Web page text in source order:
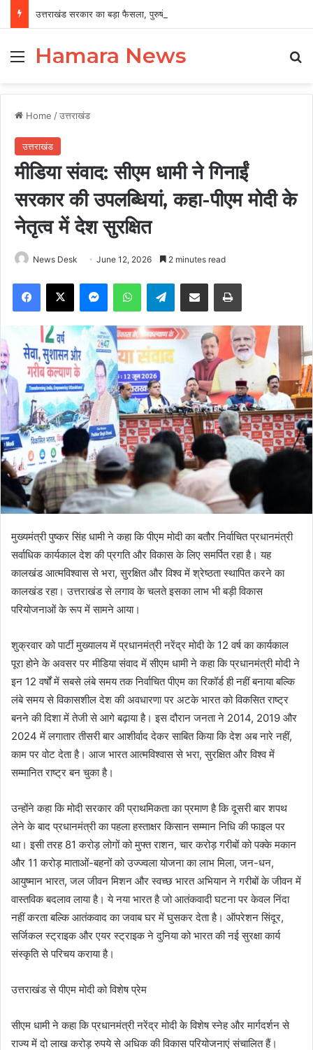
MenuHamara News
Home /उत्तराखंड
उत्तराखंड
मीडिया संवाद: सीएम धामी ने गिनाईं
सरकार की उपलब्धियां, कहा-पीएम मोदी के
नेतृत्व में देश सुरक्षित
News Desk June 12, 2026 2 minutes read
Facebook
X MessengerWhatsAppTelegramShare via Email Print
मुख्यमंत्री पुष्कर सिंह धामी ने कहा कि पीएम मोदी का बतौर निर्वाचित प्रधानमंत्री
सर्वाधिक कार्यकाल देश की प्रगति और विकास के लिए समर्पित रहा है। यह
कालखंड आत्मविश्वास से भरा, सुरक्षित और विश्व में श्रेष्ठता स्थापित करने का
कालखंड रहा। उत्तराखंड से लगाव के चलते इसका लाभ भी बड़ी विकास
परियोजनाओं के रूप में सामने आया।
शुक्रवार को पार्टी मुख्यालय में प्रधानमंत्री नरेंद्र मोदी के 12 वर्ष का कार्यकाल
पूरा होने के अवसर पर मीडिया संवाद में सीएम धामी ने कहा कि प्रधानमंत्री मोदी ने
इन 12 वर्षों में सबसे लंबे समय तक निर्वाचित पीएम का रिकॉर्ड ही नहीं बनाया बल्कि
लंबे समय से विकासशील देश की अवधारणा पर अटके भारत को विकसित राष्ट्र
बनने की दिशा में तेजी से आगे बढ़ाया है। इस दौरान जनता ने 2014, 2019 और
2024 में लगातार तीसरी बार आशीर्वाद देकर साबित किया कि देश अब नारे नहीं,
काम पर वोट देता है। आज भारत आत्मविश्वास से भरा, सुरक्षित और विश्व में
सम्मानित राष्ट्र बन चुका है।
उन्होंने कहा कि मोदी सरकार की प्राथमिकता का प्रमाण है कि दूसरी बार शपथ
लेने के बाद प्रधानमंत्री का पहला हस्ताक्षर किसान सम्मान निधि की फाइल पर
था। इसी तरह 81 करोड़ लोगों को मुफ्त राशन, चार करोड़ गरीबों को पक्के मकान
और 11 करोड़ माताओं-बहनों को उज्ज्वला योजना का लाभ मिला, जन-धन,
आयुष्मान भारत, जल जीवन मिशन और स्वच्छ भारत अभियान ने गरीबों के जीवन में
वास्तविक बदलाव लाया है। ये नया भारत है जो आतंकवादी घटना पर केवल निंदा
नहीं करता बल्कि आतंकवाद का जवाब घर में घुसकर देता है। ऑपरेशन सिंदूर,
सर्जिकल स्ट्राइक और एयर स्ट्राइक ने दुनिया को भारत की नई सुरक्षा कार्य
संस्कृति से परिचय कराया है।
उत्तराखंड से पीएम मोदी को विशेष प्रेम
सीएम धामी ने कहा कि प्रधानमंत्री नरेंद्र मोदी के विशेष स्नेह और मार्गदर्शन से
राज्य में दो लाख करोड़ रुपये से अधिक की विकास परियोजनाएं संचालित हैं।